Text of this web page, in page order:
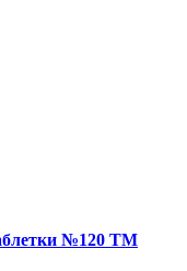
№120 ТМ